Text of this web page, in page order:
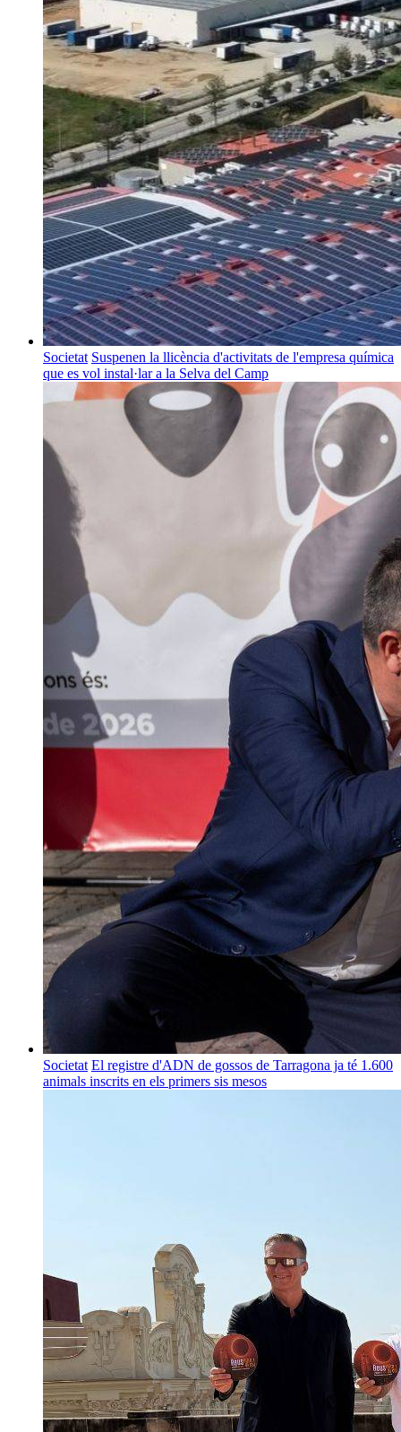
Societat Suspenen la llicència d'activitats de l'empresa química
que es vol instal·lar a la Selva del Camp
Societat El registre d'ADN de gossos de Tarragona ja té 1.600
animals inscrits en els primers sis mesos